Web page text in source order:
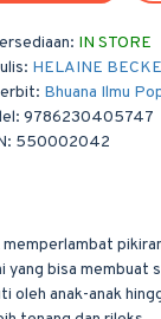
IN STORE
HELAINE
Bhuana Ilmu
9786230405747
550002042
bisa
anak-anak